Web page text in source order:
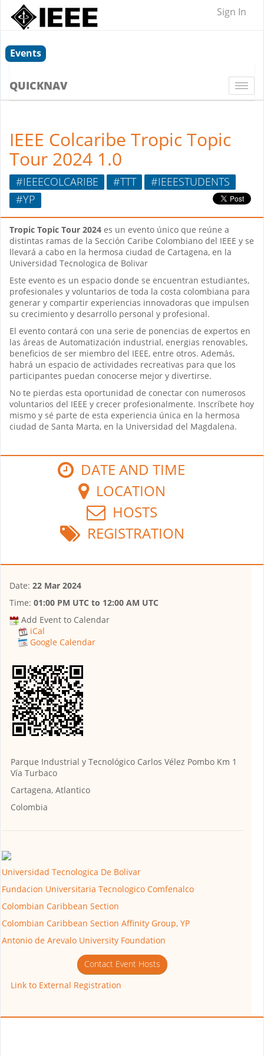
Sign In
Events
QUICKNAV
IEEE Colcaribe Tropic Topic
Tour 2024 1.0
#IEEECOLCARIBE #TTT
#IEEESTUDENTS
#YP
Tropic Topic Tour 2024 es un evento único que reúne a
distintas ramas de la Sección Caribe Colombiano del IEEE y se
llevará a cabo en la hermosa ciudad de Cartagena, en la
Universidad Tecnologica de Bolivar
Este evento es un espacio donde se encuentran estudiantes,
profesionales y voluntarios de toda la costa colombiana para
generar y compartir experiencias innovadoras que impulsen
su crecimiento y desarrollo personal y profesional.
El evento contará con una serie de ponencias de expertos en
las áreas de Automatización industrial, energias renovables,
beneficios de ser miembro del IEEE, entre otros. Además,
habrá un espacio de actividades recreativas para que los
participantes puedan conocerse mejor y divertirse.
No te pierdas esta oportunidad de conectar con numerosos
voluntarios del IEEE y crecer profesionalmente. Inscríbete hoy
mismo y sé parte de esta experiencia única en la hermosa
ciudad de Santa Marta, en la Universidad del Magdalena.
DATE AND TIME
LOCATION
HOSTS
REGISTRATION
Date: 22 Mar 2024
Time: 01:00 PM UTC to 12:00 AM UTC
Add Event to Calendar
iCal
Google Calendar
Parque Industrial y Tecnológico Carlos Vélez Pombo Km 1
Vía Turbaco
Cartagena, Atlantico
Colombia
Universidad Tecnologica De Bolivar
Fundacion Universitaria Tecnologico Comfenalco
Colombian Caribbean Section
Colombian Caribbean Section Affinity Group, YP
Antonio de Arevalo University Foundation
Contact Event Hosts
Link to External Registration